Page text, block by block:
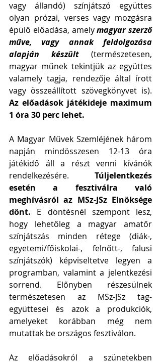
vagy állandó) színjátszó együttes
olyan prózai, verses vagy mozgásra
épülő előadása, amely magyar szerző
műve, vagy annak feldolgozása
alapján készült (természetesen,
magyar műnek tekintjük az együttes
valamely tagja, rendezője által írott
Az előadások játékideje maximum
1 óra 30 perc lehet.
A Magyar Művek Szemléjének három
napján mindösszesen 12-13 óra
játékidő áll a részt venni kívánók
rendelkezésére. Túljelentkezés
esetén a fesztiválra való
meghívásról az MSz-JSz Elnöksége
dönt. E döntésnél szempont lesz,
hogy lehetőleg a magyar amatőr
színjátszás minden rétege (diák-,
egyetemi/főiskolai-, felnőtt-, falusi
színjátszók) képviseltetve legyen a
programban, valamint a jelentkezési
sorrend. Előnyben részesülnek
természetesen az MSz-JSz tag-
együttesei és azok a produkciók,
amelyeket korábban még nem
mutattak be országos fesztiválon.